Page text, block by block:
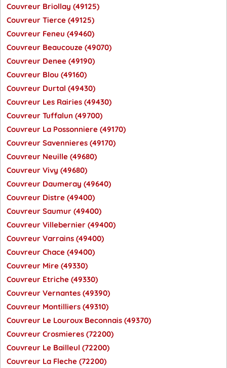
Couvreur Briollay (49125)
Couvreur Tierce (49125)
Couvreur Feneu (49460)
Couvreur Beaucouze (49070)
Couvreur Denee (49190)
Couvreur Blou (49160)
Couvreur Durtal (49430)
Couvreur Les Rairies (49430)
Couvreur Tuffalun (49700)
Couvreur La Possonniere (49170)
Couvreur Savennieres (49170)
Couvreur Neuille (49680)
Couvreur Vivy (49680)
Couvreur Daumeray (49640)
Couvreur Distre (49400)
Couvreur Saumur (49400)
Couvreur Villebernier (49400)
Couvreur Varrains (49400)
Couvreur Chace (49400)
Couvreur Mire (49330)
Couvreur Etriche (49330)
Couvreur Vernantes (49390)
Couvreur Montilliers (49310)
Couvreur Le Louroux Beconnais (49370)
Couvreur Crosmieres (72200)
Couvreur Le Bailleul (72200)
Couvreur La Fleche (72200)